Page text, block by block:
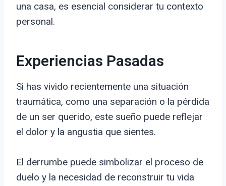
una casa, es esencial considerar tu contexto
personal.
Experiencias Pasadas
Si has vivido recientemente una situación
traumática, como una separación o la pérdida
de un ser querido, este sueño puede reflejar
el dolor y la angustia que sientes.
El derrumbe puede simbolizar el proceso de
duelo y la necesidad de reconstruir tu vida